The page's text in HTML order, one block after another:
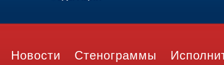
Новости Стенограммы